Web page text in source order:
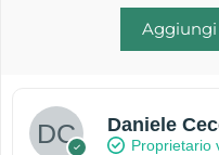
Aggiungi
Daniele
Proprietario